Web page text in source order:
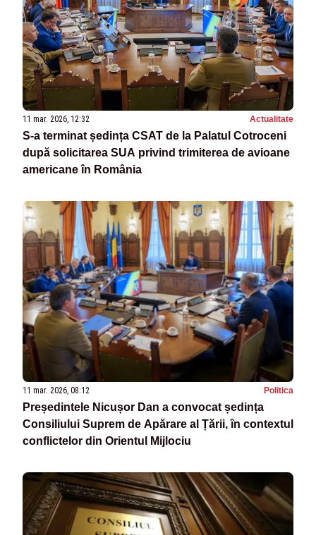
11 mar. 2026, 12:32 Actualitate
S-a terminat ședința CSAT de la Palatul Cotroceni
după solicitarea SUA privind trimiterea de avioane
americane în România
11 mar. 2026, 08:12 Politica
Președintele Nicușor Dan a convocat ședința
Consiliului Suprem de Apărare al Țării, în contextul
conflictelor din Orientul Mijlociu